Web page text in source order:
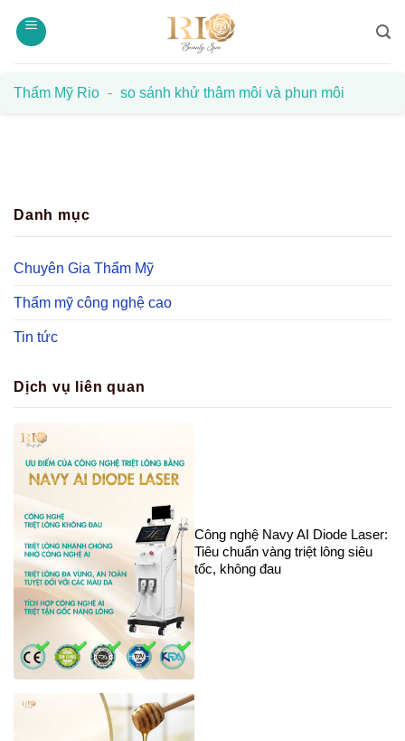
qua
Thẩm Mỹ Rio - so sánh khử thâm môi và phun môi
Danh mục
Chuyên Gia Thẩm Mỹ
Thẩm mỹ công nghệ cao
Tin tức
Dịch vụ liên quan
Công nghệ Navy AI Diode Laser:
Tiêu chuẩn vàng triệt lông siêu
tốc, không đau